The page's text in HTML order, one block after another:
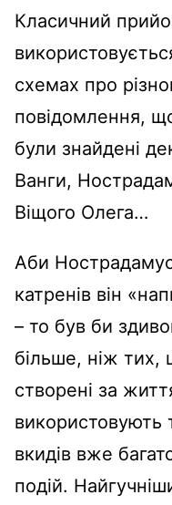
Класичний
схемах про
повідомлення,
були знайдені
Ванги,
Віщого Олега…
Аби
катренів він
– то був би
більше, ніж
створені за
використовують
вкидів вже
подій.